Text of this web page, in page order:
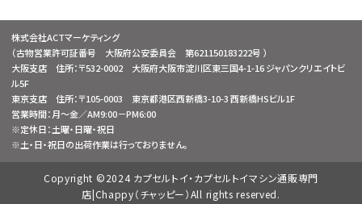
株式会社ACTマーケティング
（古物営業許可証番号 大阪府公安委員会 第621150183222号 ）
大阪支店 住所：〒532-0002 大阪府大阪市淀川区東三国4-1-16 ジャパンクリエイトビ
ル5F
東京支店 住所：〒105-0003 東京都港区西新橋3-10-3 西新橋HSビル1F
営業時間：月～金／AM9:00－PM6:00
※定休日：土曜・日曜・祝日
※土・日・祝日の出荷作業は行っておりません。
Copyright ©2024 カプセルトイ・カプセルトイマシン通販専門
店|Chappy（チャッピー）All rights reserved.